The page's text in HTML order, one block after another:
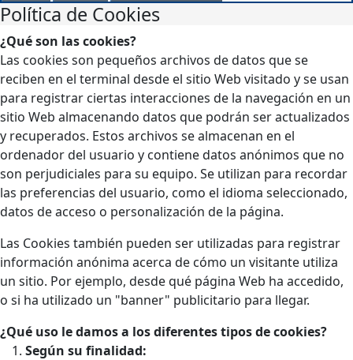
Política de Cookies
¿Qué son las cookies?
Las cookies son pequeños archivos de datos que se
reciben en el terminal desde el sitio Web visitado y se usan
para registrar ciertas interacciones de la navegación en un
sitio Web almacenando datos que podrán ser actualizados
y recuperados. Estos archivos se almacenan en el
ordenador del usuario y contiene datos anónimos que no
son perjudiciales para su equipo. Se utilizan para recordar
las preferencias del usuario, como el idioma seleccionado,
datos de acceso o personalización de la página.
Las Cookies también pueden ser utilizadas para registrar
información anónima acerca de cómo un visitante utiliza
un sitio. Por ejemplo, desde qué página Web ha accedido,
o si ha utilizado un "banner" publicitario para llegar.
¿Qué uso le damos a los diferentes tipos de cookies?
Según su finalidad: